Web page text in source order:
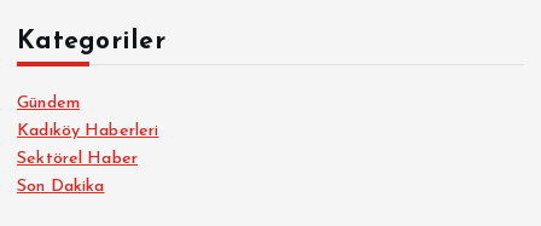
Kategoriler
Gündem
Kadıköy Haberleri
Sektörel Haber
Son Dakika